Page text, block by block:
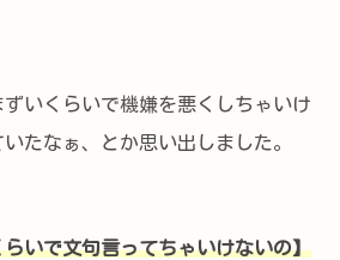
ずいくらいで機嫌を悪くしちゃいけ
たなぁ、とか思い出しました。
いで文句言ってちゃいけないの】